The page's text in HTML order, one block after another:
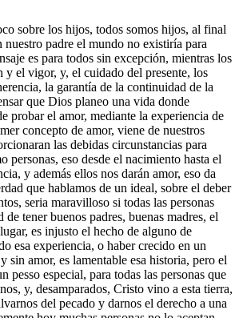
sobre los hijos, todos somos hijos, al final
nuestro padre el mundo no existiría para
es para todos sin excepción, mientras los
y el vigor, y, el cuidado del presente, los
la garantía de la continuidad de la
que Dios planeo una vida donde
probar el amor, mediante la experiencia de
concepto de amor, viene de nuestros
las debidas circunstancias para
personas, eso desde el nacimiento hasta el
y además ellos nos darán amor, eso da
que hablamos de un ideal, sobre el deber
seria maravilloso si todas las personas
tener buenos padres, buenas madres, el
es injusto el hecho de alguno de
esa experiencia, o haber crecido en un
sin amor, es lamentable esa historia, pero el
pesso especial, para todas las personas que
y, desamparados, Cristo vino a esta tierra,
del pecado y darnos el derecho a una